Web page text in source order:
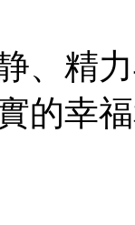
、精
的幸